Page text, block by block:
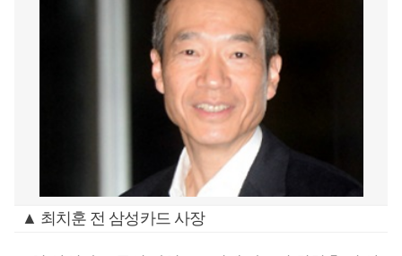
▲ 최치훈 전 삼성카드 사장